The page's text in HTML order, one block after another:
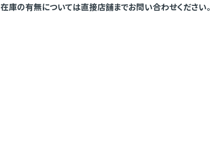
在庫の有無については直接店舗までお問い合わせください。